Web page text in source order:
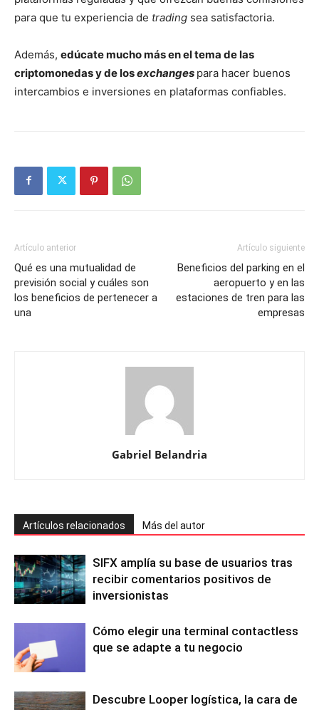
para que tu experiencia de trading sea satisfactoria.
Además, edúcate mucho más en el tema de las
criptomonedas y de losexchanges para hacer buenos
intercambios e inversiones en plataformas confiables.
Artículo anterior
Qué es una mutualidad de
previsión social y cuáles son
los beneficios de pertenecer a
una
Artículo siguiente
Beneficios del parking en el
aeropuerto y en las
estaciones de tren para las
empresas
Gabriel Belandria
Artículos relacionados Más del autor
SIFX amplía su base de usuarios tras
recibir comentarios positivos de
inversionistas
Cómo elegir una terminal contactless
que se adapte a tu negocio
Descubre Looper logística, la cara de